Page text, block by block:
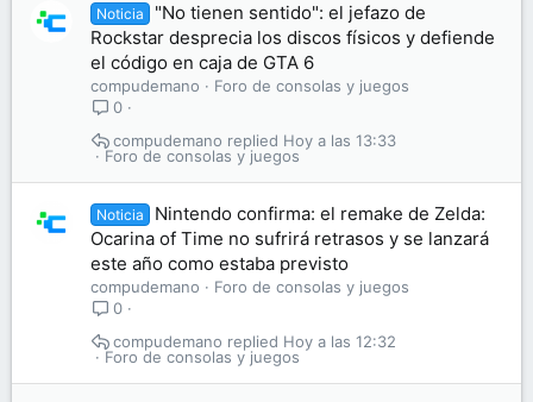
Noticia
"No tienen sentido": el jefazo de
Rockstar desprecia los discos físicos y defiende
el código en caja de GTA 6
compudemano
Foro de consolas y juegos
0
Foro de consolas y juegos
Hoy a las 13:33
compudemano
Noticia
Nintendo confirma: el remake de Zelda:
Ocarina of Time no sufrirá retrasos y se lanzará
este año como estaba previsto
compudemano
Foro de consolas y juegos
0
Foro de consolas y juegos
Hoy a las 12:32
compudemano